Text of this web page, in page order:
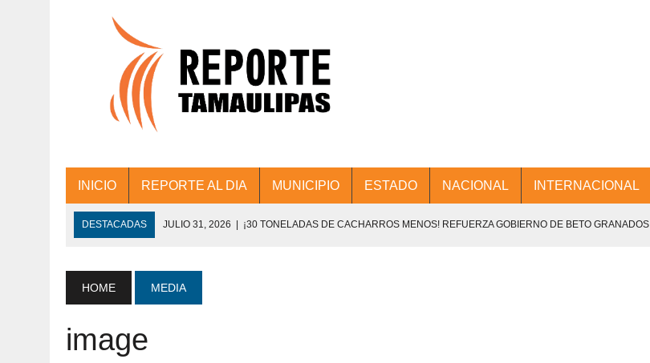
INICIO REPORTE AL DIA MUNICIPIO ESTADO NACIONAL INTERNACIONAL
DESTACADAS JULIO 31, 2026 | ¡30 TONELADAS DE CACHARROS MENOS! REFUERZA GOBIERNO DE BETO GRANADOS
JULIO 30, 2026 | 💧🚰 ¡AGUA PARA LA COMUNIDAD!
DE COLONIA.
HOME MEDIA
image